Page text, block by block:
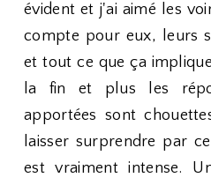
évident et j'ai aimé les
compte pour eux, leurs
et tout ce que ça
la fin et plus les
apportées sont
laisser surprendre par
est vraiment intense.